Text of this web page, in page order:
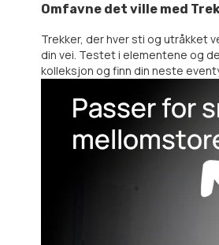
Omfavne det ville med
Trekker, der hver sti og utråkket
din vei. Testet i elementene og
kolleksjon og finn din neste